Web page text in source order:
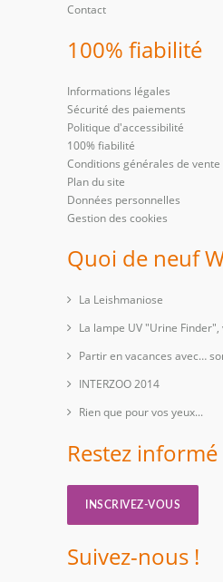
Contact
100% fiabilité
Informations légales
Sécurité des paiements
Politique d'accessibilité
100% fiabilité
Conditions générales de vente
Plan du site
Données personnelles
Gestion des cookies
Quoi de neuf
La Leishmaniose
La lampe UV "Urine Finder",
Partir en vacances avec…
INTERZOO 2014
Rien que pour vos yeux...
Restez informé
INSCRIVEZ-VOUS
Suivez-nous !